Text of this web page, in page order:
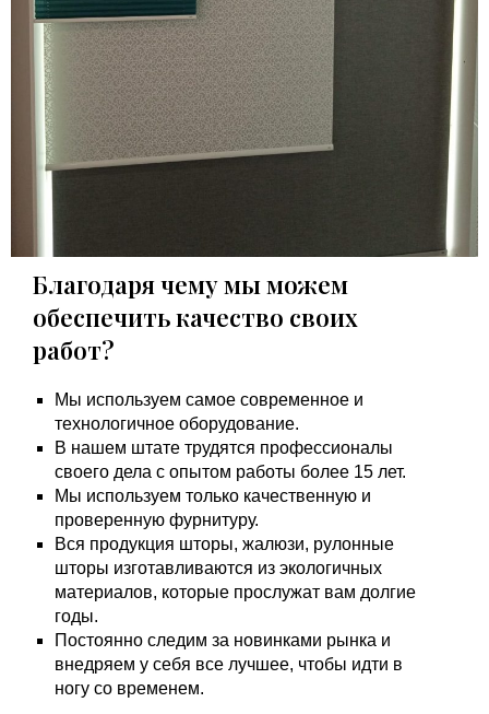
Благодаря чему мы можем
обеспечить качество своих
работ?
Мы используем самое современное и
технологичное оборудование.
В нашем штате трудятся профессионалы
своего дела с опытом работы более 15 лет.
Мы используем только качественную и
проверенную фурнитуру.
Вся продукция шторы, жалюзи, рулонные
шторы изготавливаются из экологичных
материалов, которые прослужат вам долгие
годы.
Постоянно следим за новинками рынка и
внедряем у себя все лучшее, чтобы идти в
ногу со временем.